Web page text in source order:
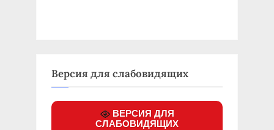
Версия для слабовидящих
ВЕРСИЯ ДЛЯ
СЛАБОВИДЯЩИХ